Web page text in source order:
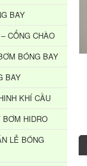
BAY
CỔNG CHÀO
BÓNG BAY
BAY
KHÍ CẦU
BƠM HIDRO
LẺ BÓNG